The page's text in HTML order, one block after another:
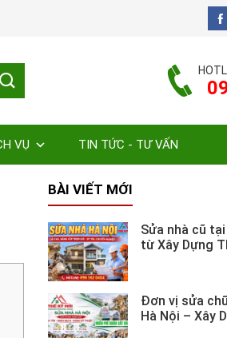
VỤ TIN TỨC - TƯ VẤN
BÀI VIẾT MỚI
Sửa nhà cũ
từ Xây Dựng
Đơn vị sửa
Hà Nội – Xây